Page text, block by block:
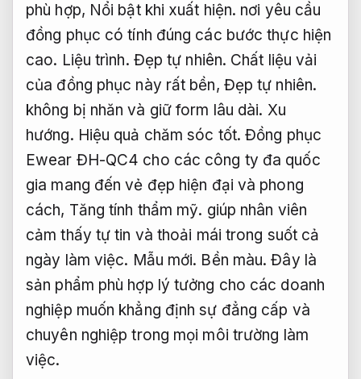
phù hợp, Nổi bật khi xuất hiện. nơi yêu cầu
đồng phục có tính đúng các bước thực hiện
cao. Liệu trình. Đẹp tự nhiên. Chất liệu vải
của đồng phục này rất bền, Đẹp tự nhiên.
không bị nhăn và giữ form lâu dài. Xu
hướng. Hiệu quả chăm sóc tốt. Đồng phục
Ewear ĐH-QC4 cho các công ty đa quốc
gia mang đến vẻ đẹp hiện đại và phong
cách, Tăng tính thẩm mỹ. giúp nhân viên
cảm thấy tự tin và thoải mái trong suốt cả
ngày làm việc. Mẫu mới. Bền màu. Đây là
sản phẩm phù hợp lý tưởng cho các doanh
nghiệp muốn khẳng định sự đẳng cấp và
chuyên nghiệp trong mọi môi trường làm
việc.